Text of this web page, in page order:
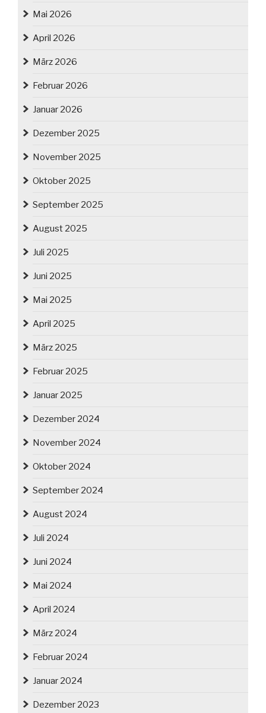
Mai 2026
April 2026
März 2026
Februar 2026
Januar 2026
Dezember 2025
November 2025
Oktober 2025
September 2025
August 2025
Juli 2025
Juni 2025
Mai 2025
April 2025
März 2025
Februar 2025
Januar 2025
Dezember 2024
November 2024
Oktober 2024
September 2024
August 2024
Juli 2024
Juni 2024
Mai 2024
April 2024
März 2024
Februar 2024
Januar 2024
Dezember 2023